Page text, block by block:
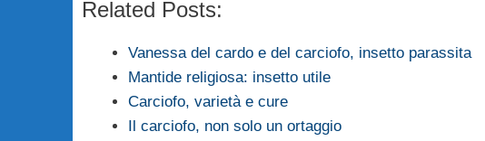
Related Posts:
Vanessa del cardo e del carciofo, insetto parassita
Mantide religiosa: insetto utile
Carciofo, varietà e cure
Il carciofo, non solo un ortaggio